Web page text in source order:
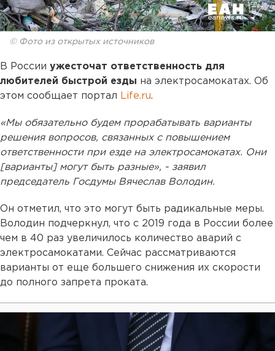
© Фото из открытых источников
В России ужесточат ответственность для
любителей быстрой езды на электросамокатах. Об
этом сообщает портал Life.ru.
«Мы обязательно будем прорабатывать варианты
решения вопросов, связанных с повышением
ответственности при езде на электросамокатах. Они
[варианты] могут быть разные», - заявил
председатель Госдумы Вячеслав Володин.
Он отметил, что это могут быть радикальные меры.
Володин подчеркнул, что с 2019 года в России более
чем в 40 раз увеличилось количество аварий с
электросамокатами. Сейчас рассматриваются
варианты от еще большего снижения их скорости
до полного запрета проката.